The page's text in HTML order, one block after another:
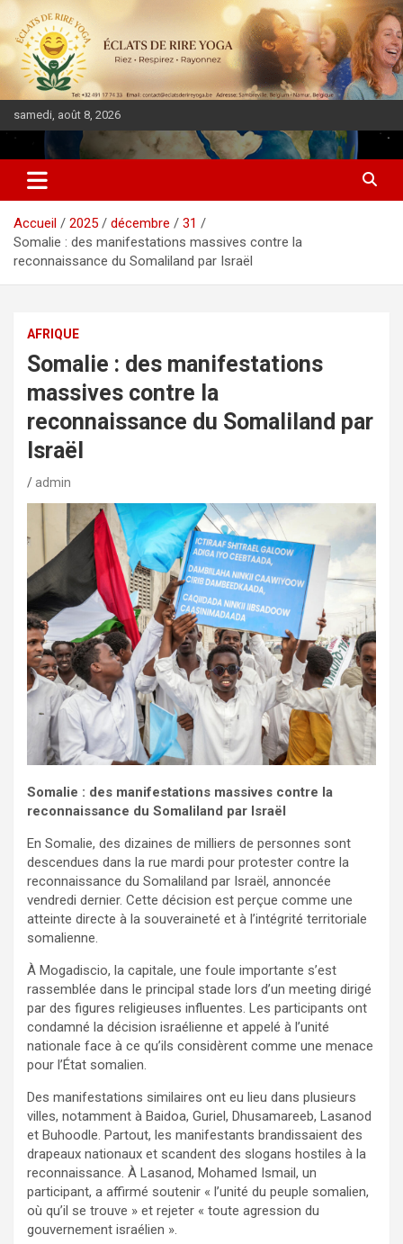
samedi, août 8, 2026
DIASPORA PULSE
Accueil 2025 décembre
31
Somalie : des manifestations massives contre la
reconnaissance du Somaliland par Israël
AFRIQUE
Somalie : des manifestations
massives contre la
reconnaissance du Somaliland par
Israël
admin
Somalie : des manifestations massives contre la
reconnaissance du Somaliland par Israël
En Somalie, des dizaines de milliers de personnes sont
descendues dans la rue mardi pour protester contre la
reconnaissance du Somaliland par Israël, annoncée
vendredi dernier. Cette décision est perçue comme une
atteinte directe à la souveraineté et à l’intégrité territoriale
somalienne.
À Mogadiscio, la capitale, une foule importante s’est
rassemblée dans le principal stade lors d’un meeting dirigé
par des figures religieuses influentes. Les participants ont
condamné la décision israélienne et appelé à l’unité
nationale face à ce qu’ils considèrent comme une menace
pour l’État somalien.
Des manifestations similaires ont eu lieu dans plusieurs
villes, notamment à Baidoa, Guriel, Dhusamareeb, Lasanod
et Buhoodle. Partout, les manifestants brandissaient des
drapeaux nationaux et scandent des slogans hostiles à la
reconnaissance. À Lasanod, Mohamed Ismail, un
participant, a affirmé soutenir « l’unité du peuple somalien,
où qu’il se trouve » et rejeter « toute agression du
gouvernement israélien ».